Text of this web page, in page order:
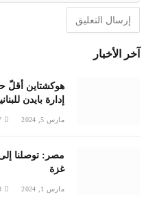
آخر الأخبار
هوكشتاين أقلّ
إدارة بايدن
مارس 5, 2024
مصر: توصلنا
غزة
مارس 1, 2024